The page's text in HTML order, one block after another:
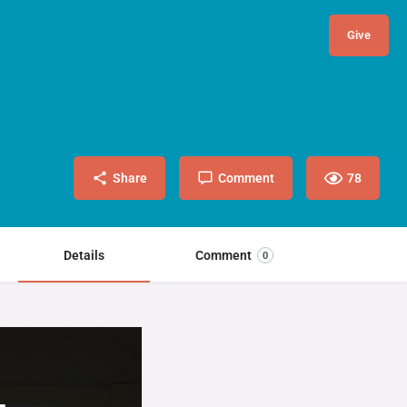
Give
Share Comment 78
Details Comment 0